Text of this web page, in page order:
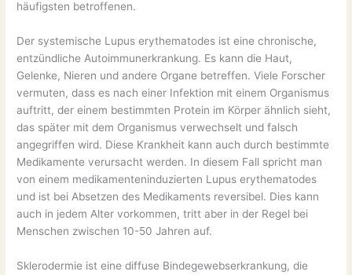
häufigsten betroffenen.
Der systemische Lupus erythematodes ist eine chronische,
entzündliche Autoimmunerkrankung. Es kann die Haut,
Gelenke, Nieren und andere Organe betreffen. Viele Forscher
vermuten, dass es nach einer Infektion mit einem Organismus
auftritt, der einem bestimmten Protein im Körper ähnlich sieht,
das später mit dem Organismus verwechselt und falsch
angegriffen wird. Diese Krankheit kann auch durch bestimmte
Medikamente verursacht werden. In diesem Fall spricht man
von einem medikamenteninduzierten Lupus erythematodes
und ist bei Absetzen des Medikaments reversibel. Dies kann
auch in jedem Alter vorkommen, tritt aber in der Regel bei
Menschen zwischen 10-50 Jahren auf.
Sklerodermie ist eine diffuse Bindegewebserkrankung, die